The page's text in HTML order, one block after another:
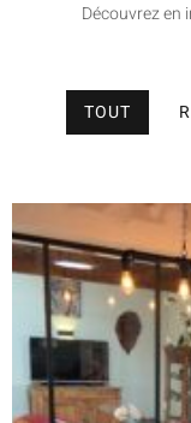
Découvrez en
TOUT